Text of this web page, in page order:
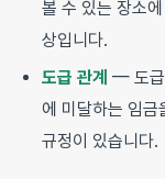
볼 수 있는 장소에
상입니다.
도급 관계 — 도급
에 미달하는 임금
규정이 있습니다.